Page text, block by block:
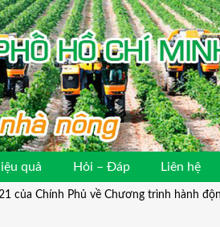
quả Hỏi – Đáp Liên hệ
của Chính Phủ về Chương trình hành